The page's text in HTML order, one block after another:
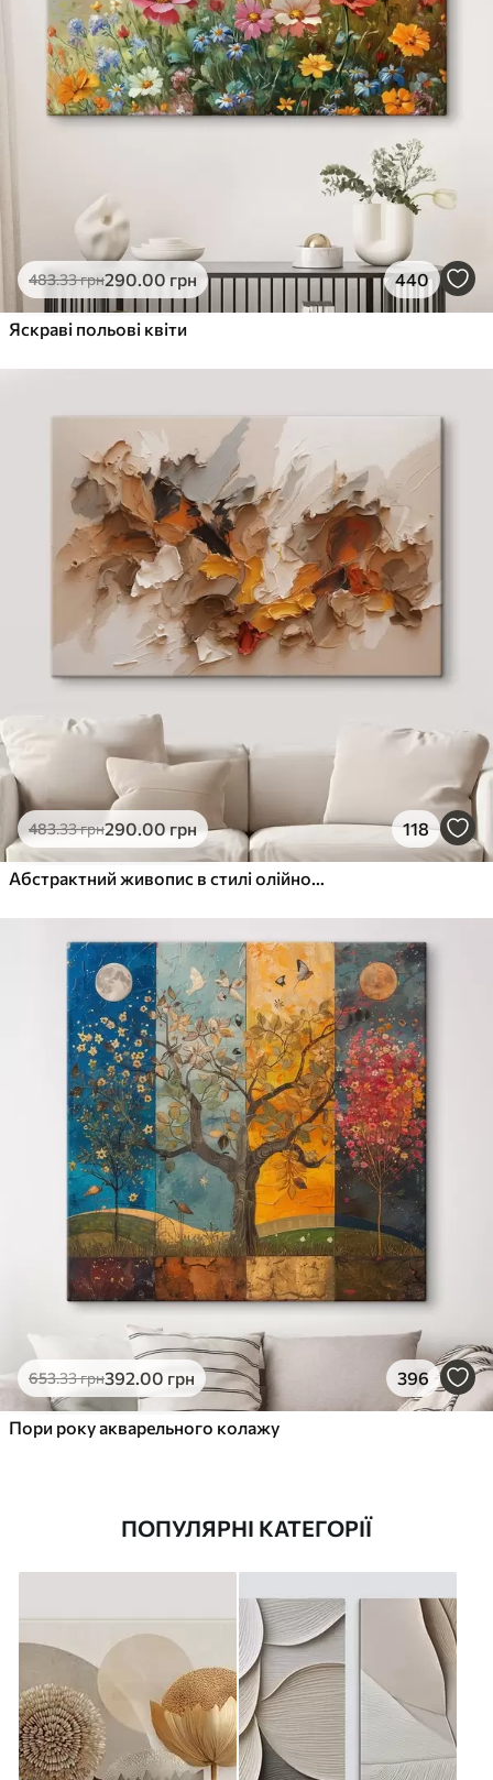
483.33грн290.00 грн 440
Яскраві польові квіти
483.33грн290.00грн 118
Абстрактний живопис в стилі олійного живопису
653.33грн392.00 грн 396
Пори року акварельного колажу
ПОПУЛЯРНІ КАТЕГОРІЇ